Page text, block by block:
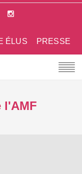
PRESSE
ÉLUS
l'AMF